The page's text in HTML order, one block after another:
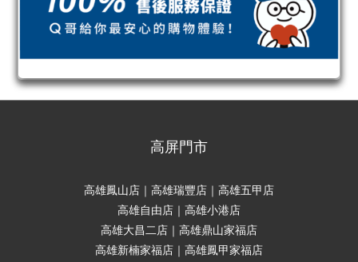
高屏門市
高雄鳳山店｜高雄瑞豐店｜高雄五甲店
高雄自由店｜高雄小港店
高雄大昌二店｜高雄鼎山家福店
高雄新楠家福店｜高雄鳳甲家福店